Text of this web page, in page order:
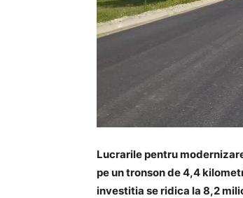
Lucrarile pentru m
pe un tronson de 4,4
investitia se ridica la 8,2